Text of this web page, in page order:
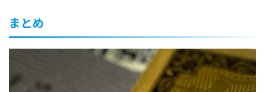
まとめ